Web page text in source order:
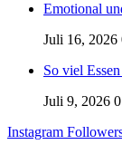
Emotional
Juli 16, 2026
So viel
Juli 9, 2026 0
Instagram